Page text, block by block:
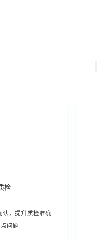
检
认，提升质检准确
问题